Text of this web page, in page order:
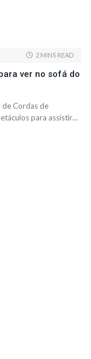
2 MINS READ
ver no sofá do
Cordas de
para assistir…